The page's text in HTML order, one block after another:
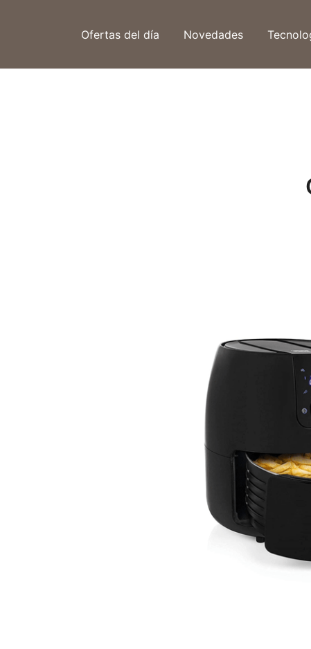
Ofertas del día Novedades